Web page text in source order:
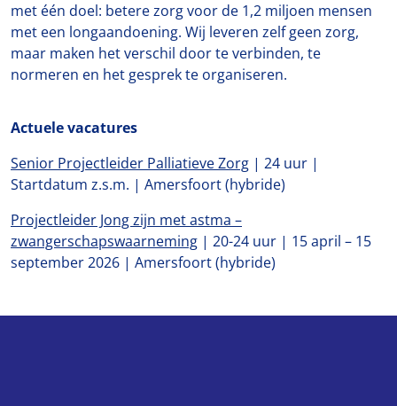
met één doel: betere zorg voor de 1,2 miljoen mensen
met een longaandoening. Wij leveren zelf geen zorg,
maar maken het verschil door te verbinden, te
normeren en het gesprek te organiseren.
Actuele vacatures
Senior Projectleider Palliatieve Zorg | 24 uur |
Startdatum z.s.m. | Amersfoort (hybride)
Projectleider Jong zijn met astma –
zwangerschapswaarneming | 20-24 uur | 15 april – 15
september 2026 | Amersfoort (hybride)